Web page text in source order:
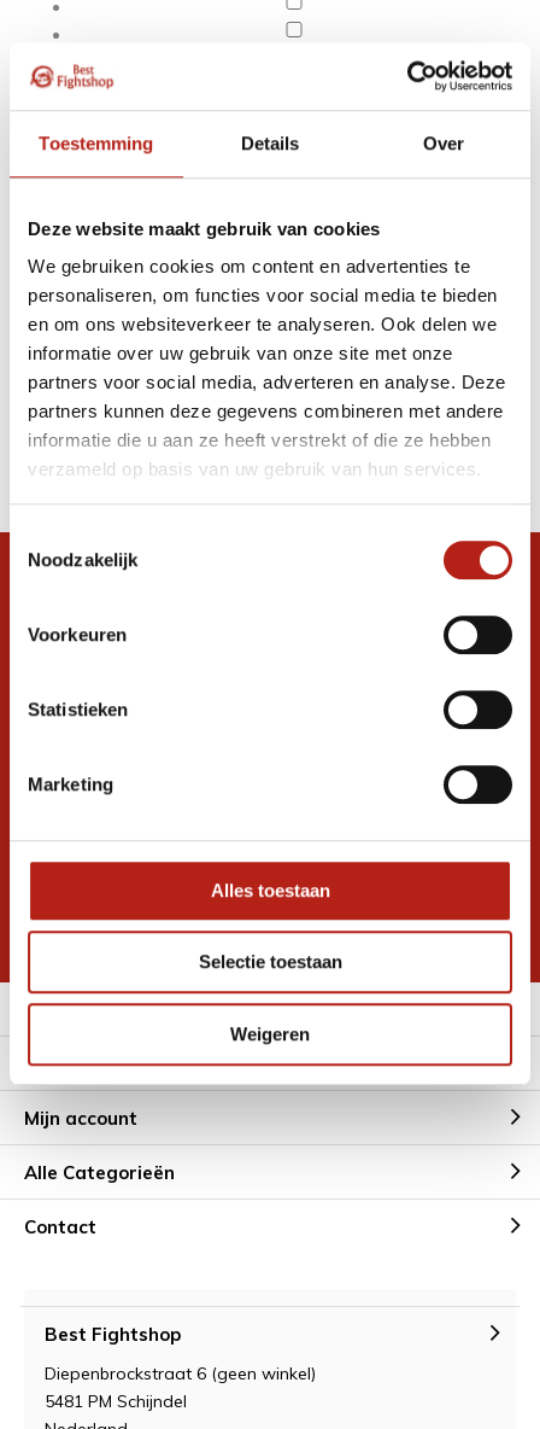
Toestemming Details Over
Deze website maakt gebruik van cookies
We gebruiken cookies om content en advertenties te
personaliseren, om functies voor social media te bieden
en om ons websiteverkeer te analyseren. Ook delen we
informatie over uw gebruik van onze site met onze
partners voor social media, adverteren en analyse. Deze
partners kunnen deze gegevens combineren met andere
informatie die u aan ze heeft verstrekt of die ze hebben
verzameld op basis van uw gebruik van hun services.
Toestemmingsselectie
Noodzakelijk
Voorkeuren
Statistieken
Marketing
Alles toestaan
Selectie toestaan
Weigeren
Apply filters
Producten getagd met
10 x 25mm Houten
breekplanken 30 x 30 cm
Producten
Filter
Stel je vraag in de chat, en we helpen je
graag verder. 24/7
Volg ons
promoties
* Lees hier de wettelijke beperkingen
Meer informatie
Klantenservice
Mijn account
Alle Categorieën
Contact
Best Fightshop
Diepenbrockstraat 6 (geen winkel)
5481 PM Schijndel